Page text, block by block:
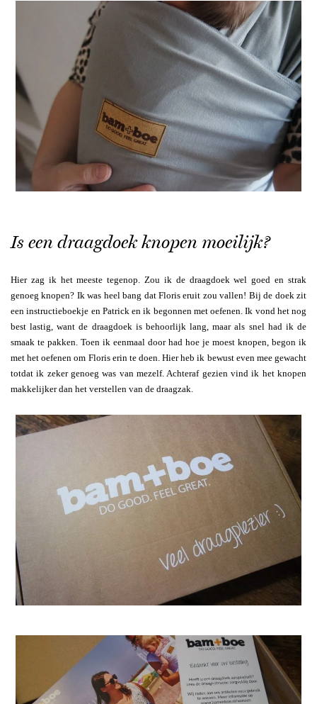
Is een draagdoek knopen moeilijk?
Hier zag ik het meeste tegenop. Zou ik de draagdoek wel goed en strak
genoeg knopen? Ik was heel bang dat Floris eruit zou vallen! Bij de doek zit
een instructieboekje en Patrick en ik begonnen met oefenen. Ik vond het nog
best lastig, want de draagdoek is behoorlijk lang, maar als snel had ik de
smaak te pakken. Toen ik eenmaal door had hoe je moest knopen, begon ik
met het oefenen om Floris erin te doen. Hier heb ik bewust even mee gewacht
totdat ik zeker genoeg was van mezelf. Achteraf gezien vind ik het knopen
makkelijker dan het verstellen van de draagzak.